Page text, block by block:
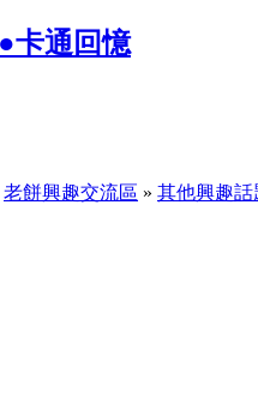
老餅興趣交流區 » 其他興趣話